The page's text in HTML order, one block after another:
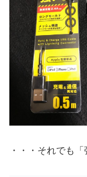
・・・それでも